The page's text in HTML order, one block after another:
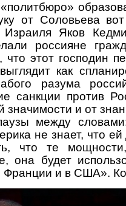
от Соловьева
Израиля Яков
россияне
что этот господин
как
разума
санкции против
значимости и от
между
не знает, что
что те
она будет
Франции и в США».